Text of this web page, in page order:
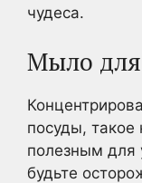
чудеса.
Мыло
посуды,
полезным для
будьте